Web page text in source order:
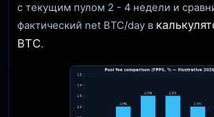
с текущим пулом 2 - 4 недели и
фактический net BTC/day в
BTC.